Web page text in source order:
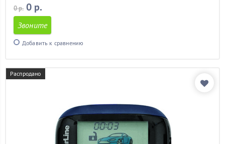
0 р. 0 р.
Звоните
Добавить к сравнению
Распродано